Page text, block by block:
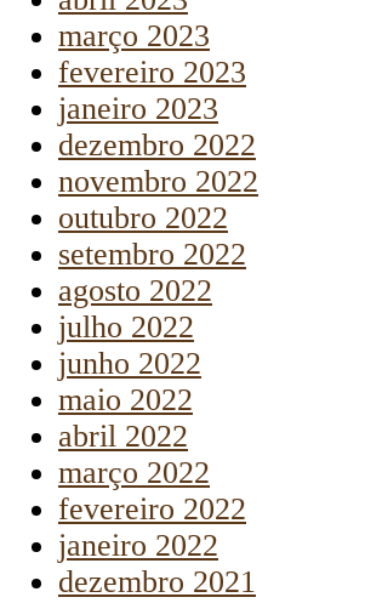
março 2023
fevereiro 2023
janeiro 2023
dezembro 2022
novembro 2022
outubro 2022
setembro 2022
agosto 2022
julho 2022
junho 2022
maio 2022
abril 2022
março 2022
fevereiro 2022
janeiro 2022
dezembro 2021